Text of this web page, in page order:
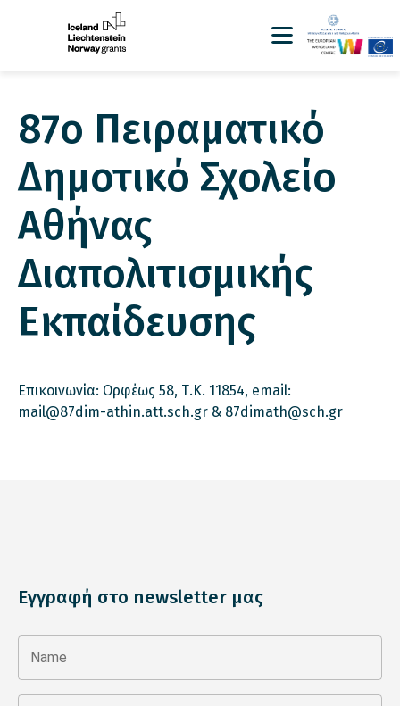
87ο Πειραματικό
Δημοτικό Σχολείο
Αθήνας
Διαπολιτισμικής
Εκπαίδευσης
Επικοινωνία: Ορφέως 58, Τ.Κ. 11854, email:
mail@87dim-athin.att.sch.gr & 87dimath@sch.gr
Εγγραφή στο newsletter μας
Name